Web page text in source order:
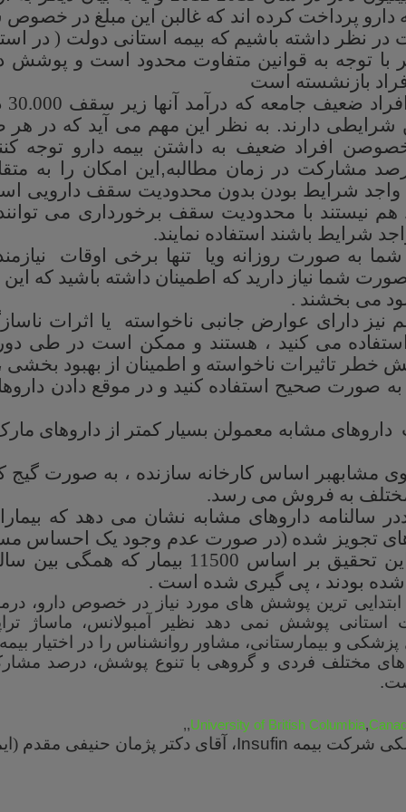
نظر داشته باشیم که بیمه استانی دولت ( در
با توجه به قوانین متفاوت محدود است و پوشش
بازنشسته است
شرایطی دارند. به نظر این مهم می آید که در
افراد ضعیف به داشتن بیمه دارو توجه
مشارکت در زمان مطالبه, این امکان را به
واجد شرایط بودن بدون محدودیت سقف دارویی
نیستند با محدودیت سقف برخورداری می
شرایط باشند استفاده نمایند.
به صورت روزانه ویا تنها برخی اوقات نیازمند
شما نیاز دارید که اطمینان داشته باشید که این
می بخشند .
نیز دارای عوارض جانبی ناخواسته یا اثرات
می کنید ، هستند و ممکن است در طی
خطر تاثیرات ناخواسته و اطمینان از بهبود
به صورت صحیح استفاده کنید و در موقع دادن
مشابه معمولن بسیار کمتر از داروهای
مشابهبر اساس کارخانه سازنده ، به صورت گیج
به فروش می رسد.
سالنامه داروهای مشابه نشان می دهد که
تجویز شده (در صورت عدم وجود یک احساس
شده بودند ، پی گیری شده است .
ابتدایی ترین پوشش های مورد نیاز در خصوص دارو،
استانی پوشش نمی دهد نظیر آمبولانس، ماساژ
پزشکی و بیمارستانی، مشاور روانشناس را در اختیار
های مختلف فردی و گروهی با تنوع پوشش، درصد
.
,,University of British Columbia,
شرکت بیمه Insufin، آقای دکتر پژمان حنیفی مقدم